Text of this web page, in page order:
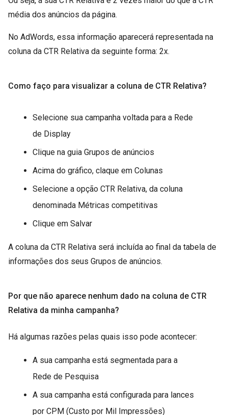
média dos anúncios da página.
No AdWords, essa informação aparecerá representada na
coluna da CTR Relativa da seguinte forma: 2x.
Como faço para visualizar a coluna de CTR Relativa?
Selecione sua campanha voltada para a Rede
de Display
Clique na guia Grupos de anúncios
Acima do gráfico, claque em Colunas
Selecione a opção CTR Relativa, da coluna
denominada Métricas competitivas
Clique em Salvar
A coluna da CTR Relativa será incluída ao final da tabela de
informações dos seus Grupos de anúncios.
Por que não aparece nenhum dado na coluna de CTR
Relativa da minha campanha?
Há algumas razões pelas quais isso pode acontecer:
A sua campanha está segmentada para a
Rede de Pesquisa
A sua campanha está configurada para lances
por CPM (Custo por Mil Impressões)